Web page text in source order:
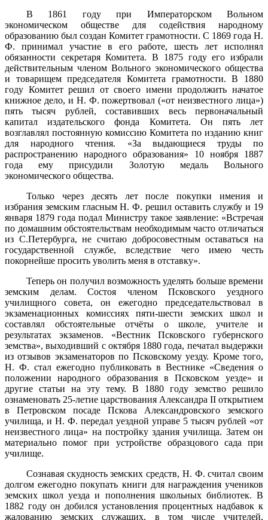
В 1861 году при Императорском Вольном
экономическом обществе для содействия народному
образованию был создан Комитет грамотности. С 1869 года Н.
Ф. принимал участие в его работе, шесть лет исполнял
обязанности секретаря Комитета. В 1875 году его избрали
действительным членом Вольного экономического общества
и товарищем председателя Комитета грамотности. В 1880
году Комитет решил от своего имени продолжить начатое
книжное дело, и Н. Ф. пожертвовал («от неизвестного лица»)
пять тысяч рублей, составивших весь первоначальный
капитал издательского фонда Комитета. Он пять лет
возглавлял постоянную комиссию Комитета по изданию книг
для народного чтения. «За выдающиеся труды по
распространению народного образования» 10 ноября 1887
года ему присудили Золотую медаль Вольного
экономического общества.
Только через десять лет после покупки имения и
избрания земским гласным Н. Ф. решил оставить службу и 19
января 1879 года подал Министру такое заявление: «Встречая
по домашним обстоятельствам необходимым часто отличаться
из С.Петербурга, не считаю добросовестным оставаться на
государственной службе, вследствие чего имею честь
покорнейше просить уволить меня в отставку».
Теперь он получил возможность уделять больше времени
земским делам. Состоя членом Псковского уездного
училищного совета, он ежегодно председательствовал в
экзаменационных комиссиях пяти-шести земских школ и
составлял обстоятельные отчёты о школе, учителе и
результатах экзаменов. «Вестник Псковского губернского
земства», выходивший с октября 1880 года, печатал выдержки
из отзывов экзаменаторов по Псковскому уезду. Кроме того,
Н. Ф. стал ежегодно публиковать в Вестнике «Сведения о
положении народного образования в Псковском уезде» и
другие статьи на эту тему. В 1880 году земство решило
ознаменовать 25-летие царствования Александра II открытием
в Петровском посаде Пскова Александровского земского
училища, и Н. Ф. передал уездной управе 5 тысяч рублей «от
неизвестного лица» на постройку здания училища. Затем он
материально помог при устройстве образцового сада при
училище.
Сознавая скудность земских средств, Н. Ф. считал своим
долгом ежегодно покупать книги для награждения учеников
земских школ уезда и пополнения школьных библиотек. В
1882 году он добился установления процентных надбавок к
жалованию земских служащих, в том числе учителей,